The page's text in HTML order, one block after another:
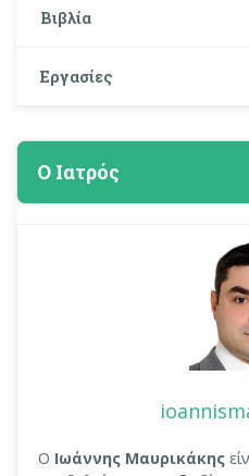
Βιβλία
Εργασίες
Ο Ιατρός
Ο Ιωάννης Μαυρικάκης